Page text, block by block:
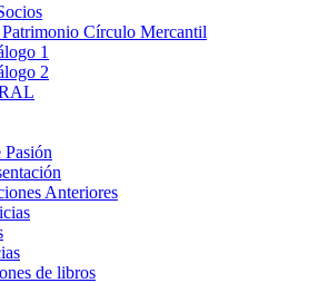
Patrimonio Círculo Mercantil
1
2
Anteriores
de libros